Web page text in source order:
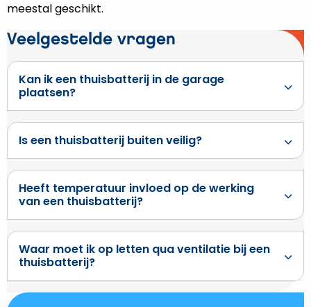
meestal geschikt.
Veelgestelde vragen
Kan ik een thuisbatterij in de garage
plaatsen?
Is een thuisbatterij buiten veilig?
Heeft temperatuur invloed op de werking
van een thuisbatterij?
Waar moet ik op letten qua ventilatie bij een
thuisbatterij?